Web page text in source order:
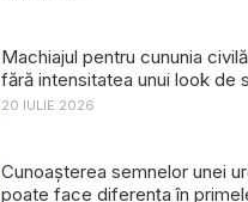
Machiajul pentru cununia
fără intensitatea unui look de
20 IULIE 2026
Cunoașterea semnelor unei
poate face diferența în